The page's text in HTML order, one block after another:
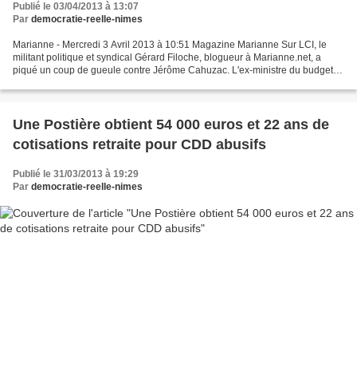
Publié le 03/04/2013 à 13:07
Par democratie-reelle-nimes
Marianne - Mercredi 3 Avril 2013 à 10:51 Magazine Marianne Sur LCI, le
militant politique et syndical Gérard Filoche, blogueur à Marianne.net, a
piqué un coup de gueule contre Jérôme Cahuzac. L'ex-ministre du budget a
Une Postière obtient 54 000 euros et 22 ans de
cotisations retraite pour CDD abusifs
Publié le 31/03/2013 à 19:29
Par democratie-reelle-nimes